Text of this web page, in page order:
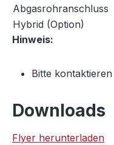
Abgasrohranschluss
Hybrid (Option)
Hinweis:
Bitte
Downloads
Flyer herunterladen